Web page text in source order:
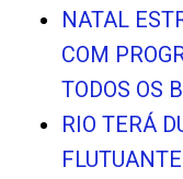
NATAL
COM
TODOS OS
RIO TERÁ